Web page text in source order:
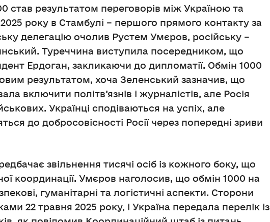
став результатом переговорів між Україною та
року в Стамбулі – першого прямого контакту за
делегацію очолив Рустем Умєров, російську –
Туреччина виступила посередником, що
Ердоган, закликаючи до дипломатії. Обмін 1000
результатом, хоча Зеленський зазначив, що
включити політв’язнів і журналістів, але Росія
Українці сподіваються на успіх, але
до добросовісності Росії через попередні зриви
звільнення тисячі осіб із кожного боку, що
координації. Умєров наголосив, що обмін 1000 на
гуманітарні та логістичні аспекти. Сторони
22 травня 2025 року, і Україна передала перелік із